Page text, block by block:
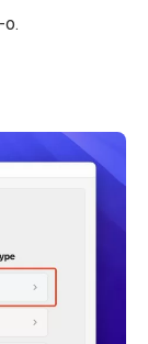
o.